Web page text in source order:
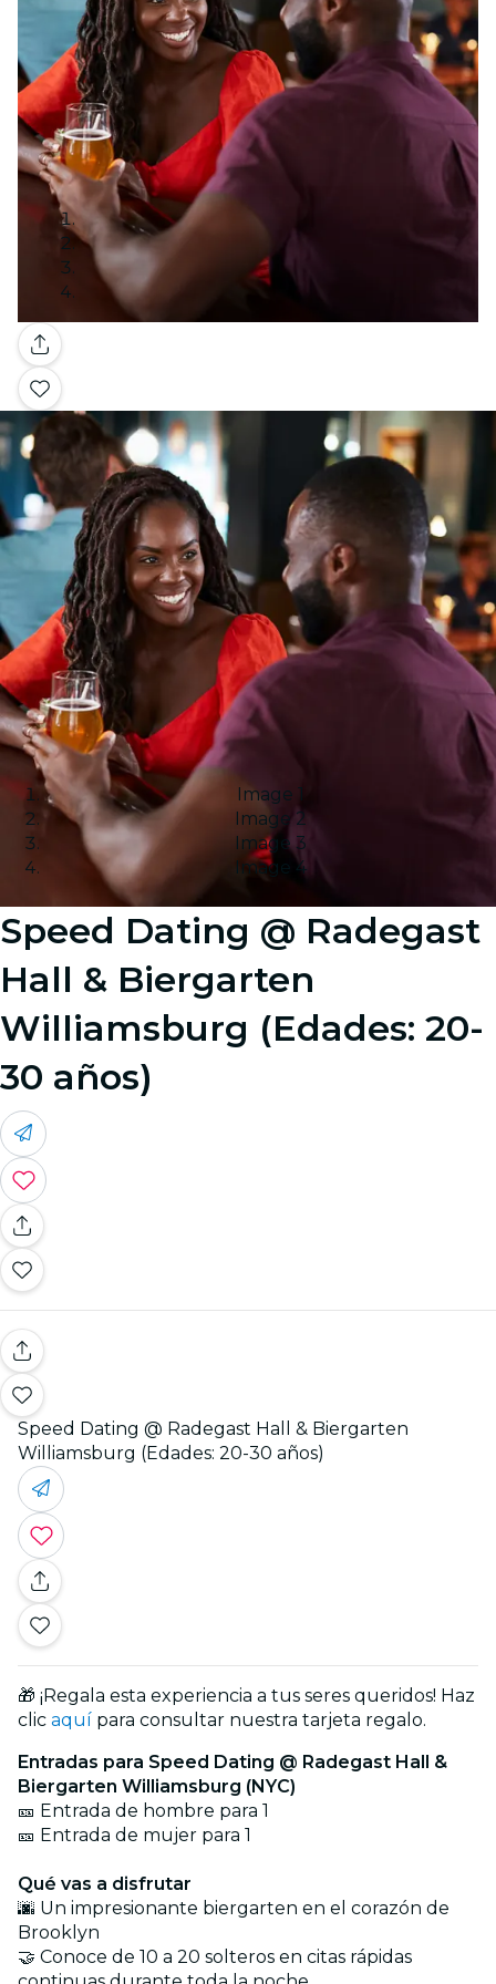
Galería
Image 1
Image 2
Image 3
Image 4
Speed Dating @ Radegast
Hall & Biergarten
Williamsburg (Edades: 20-
30 años)
Speed Dating @ Radegast Hall & Biergarten
Williamsburg (Edades: 20-30 años)
🎁 ¡Regala esta experiencia a tus seres queridos! Haz
clic aquí para consultar nuestra tarjeta regalo.
Entradas para Speed Dating @ Radegast Hall &
Biergarten Williamsburg (NYC)
🎫 Entrada de hombre para 1
🎫 Entrada de mujer para 1
Qué vas a disfrutar
🌆 Un impresionante biergarten en el corazón de
Brooklyn
🤝 Conoce de 10 a 20 solteros en citas rápidas